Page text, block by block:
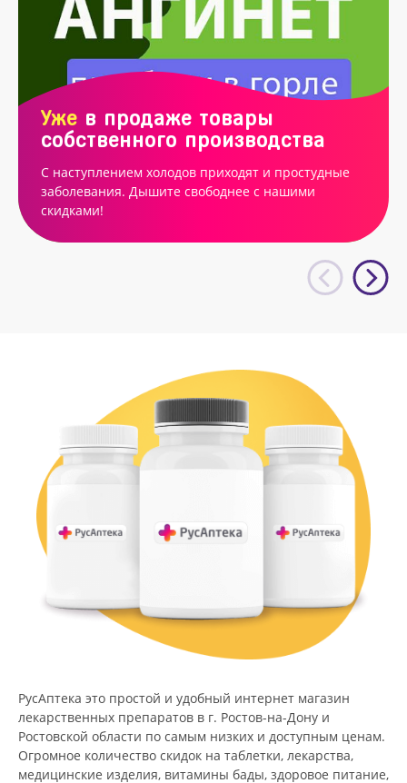
Уже в продаже товары
собственного производства
С наступлением холодов приходят и простудные
заболевания. Дышите свободнее с нашими
скидками!
РусАптека это простой и удобный интернет магазин
лекарственных препаратов в г. Ростов-на-Дону и
Ростовской области по самым низких и доступным ценам.
Огромное количество скидок на таблетки, лекарства,
медицинские изделия, витамины бады, здоровое питание,